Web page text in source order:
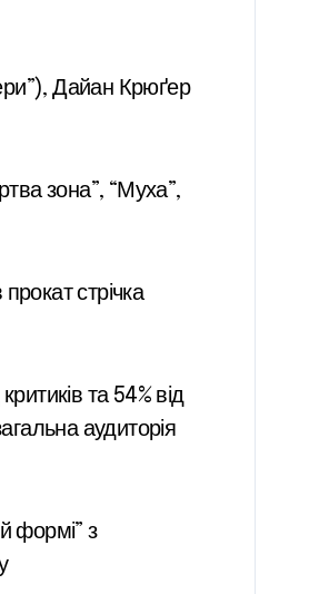
Дайан Крюґер
зона”, “Муха”,
стрічка
та 54% від
аудиторія
формі” з